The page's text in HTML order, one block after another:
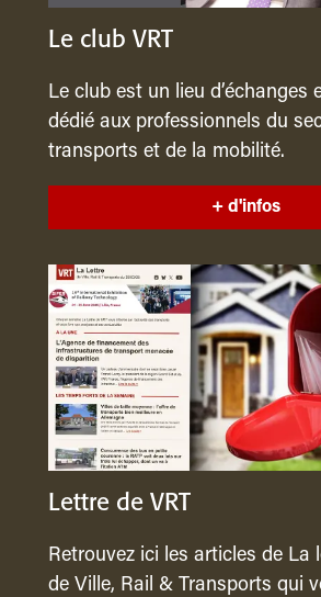
Le club VRT
Le club est un lieu d’échanges
dédié aux professionnels du
transports et de la mobilité.
+ d'infos
Lettre de VRT
Retrouvez ici les articles de La
de Ville, Rail & Transports qui